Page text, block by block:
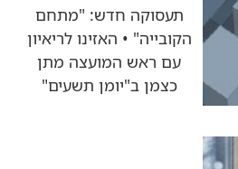
תעסוקה חדש: "מתחם
הקובייה" • האזינו לריאיון
עם ראש המועצה מתן
כצמן ב"יומן תשעים"